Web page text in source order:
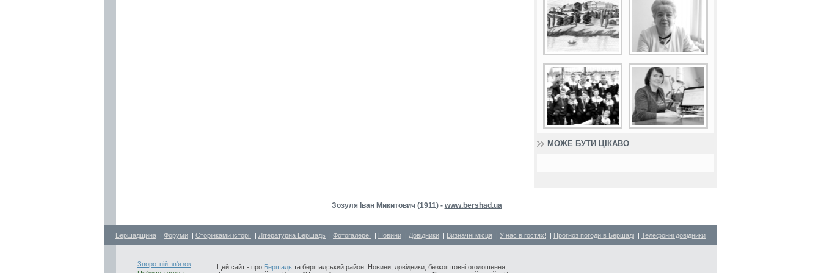
МОЖЕ БУТИ ЦІКАВО
Зозуля Іван Микитович (1911) - www.bershad.ua
Бершадщина | Форуми | Сторінками історії | Літературна Бершадь | Фотогалереї | Новини | Довідники | Визначні місця | У нас в гостях! | Прогноз погоди в Бершаді | Телефонні довідники
Зворотній зв'язок
Цей сайт - про Бершадь та бершадський район. Новини, довідники, безкоштовні оголошення,